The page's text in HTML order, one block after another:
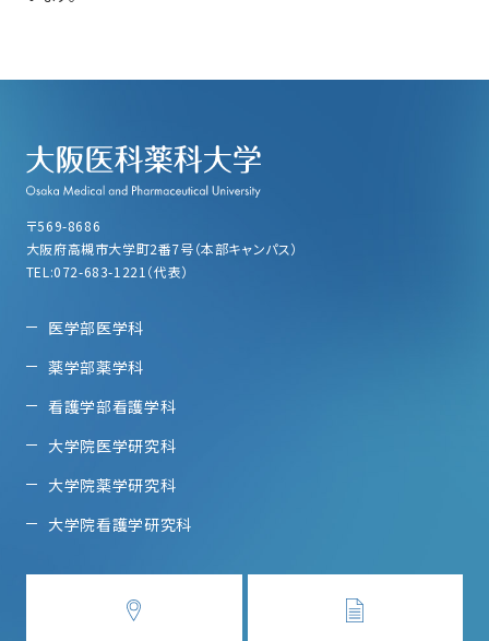
〒569-8686
大阪府高槻市大学町2番7号（本部キャンパス）
TEL:072-683-1221（代表）
医学部医学科
薬学部薬学科
看護学部看護学科
大学院医学研究科
大学院薬学研究科
大学院看護学研究科